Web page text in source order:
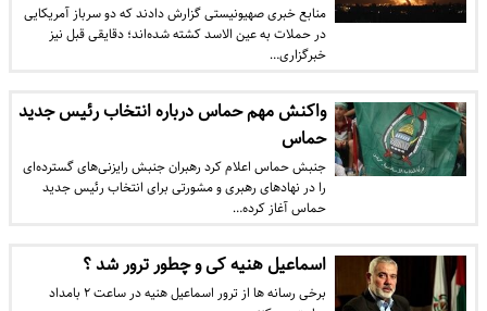
منابع خبری صهیونیستی گزارش دادند که دو سرباز آمریکایی
در حملات به عین الاسد کشته شده‌اند؛ دقایقی قبل نیز
خبرگزاری…
واکنش مهم حماس درباره انتخاب رئیس جدید
حماس
جنبش حماس اعلام کرد رهبران جنبش رایزنی‌های گسترده‌ای
را در نهادهای رهبری و مشورتی برای انتخاب رئیس جدید
حماس آغاز کرده‌…
اسماعیل هنیه کی و چطور ترور شد ؟
برخی رسانه ها از ترور اسماعیل هنیه در ساعت ۲ بامداد